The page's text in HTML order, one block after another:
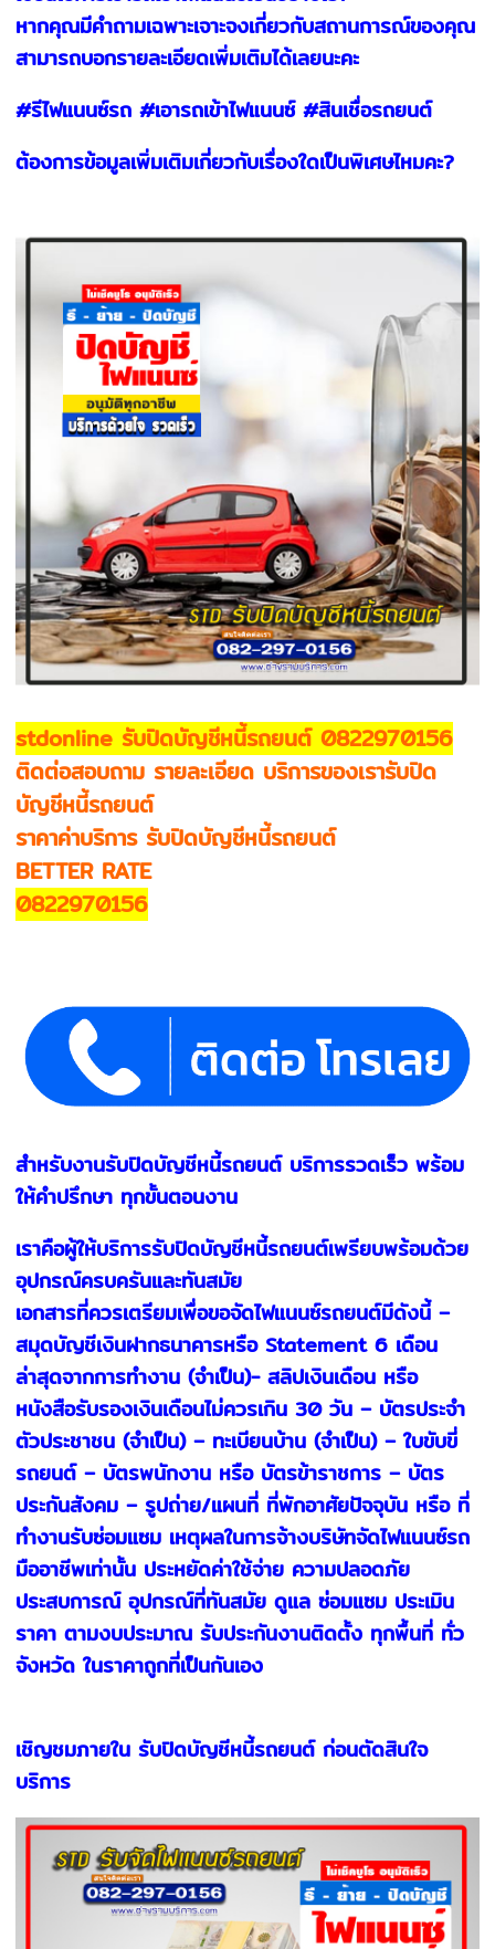
หากคุณมีคำถามเฉพาะเจาะจงเกี่ยวกับสถานการณ์ของคุณ
สามารถบอกรายละเอียดเพิ่มเติมได้เลยนะคะ
#รีไฟแนนซ์รถ #เอารถเข้าไฟแนนซ์ #สินเชื่อรถยนต์
ต้องการข้อมูลเพิ่มเติมเกี่ยวกับเรื่องใดเป็นพิเศษไหมคะ?
stdonline รับปิดบัญชีหนี้รถยนต์ 0822970156
ติดต่อสอบถาม รายละเอียด บริการของเรารับปิด
บัญชีหนี้รถยนต์
ราคาค่าบริการ รับปิดบัญชีหนี้รถยนต์
BETTER RATE
0822970156
สำหรับงานรับปิดบัญชีหนี้รถยนต์ บริการรวดเร็ว พร้อม
ให้คำปรึกษา ทุกขั้นตอนงาน
เราคือผู้ให้บริการรับปิดบัญชีหนี้รถยนต์เพรียบพร้อมด้วย
อุปกรณ์ครบครันและทันสมัย
เอกสารที่ควรเตรียมเพื่อขอจัดไฟแนนซ์รถยนต์มีดังนี้ –
สมุดบัญชีเงินฝากธนาคารหรือ Statement 6 เดือน
ล่าสุดจากการทำงาน (จำเป็น)- สลิปเงินเดือน หรือ
หนังสือรับรองเงินเดือนไม่ควรเกิน 30 วัน – บัตรประจำ
ตัวประชาชน (จำเป็น) – ทะเบียนบ้าน (จำเป็น) – ใบขับขี่
รถยนต์ – บัตรพนักงาน หรือ บัตรข้าราชการ – บัตร
ประกันสังคม – รูปถ่าย/แผนที่ ที่พักอาศัยปัจจุบัน หรือ ที่
ทำงานรับซ่อมแซม เหตุผลในการจ้างบริษัทจัดไฟแนนซ์รถ
มืออาชีพเท่านั้น ประหยัดค่าใช้จ่าย ความปลอดภัย
ประสบการณ์ อุปกรณ์ที่ทันสมัย ดูแล ซ่อมแซม ประเมิน
ราคา ตามงบประมาณ รับประกันงานติดตั้ง ทุกพื้นที่ ทั่ว
จังหวัด ในราคาถูกที่เป็นกันเอง
เชิญชมภายใน รับปิดบัญชีหนี้รถยนต์ ก่อนตัดสินใจ
บริการ